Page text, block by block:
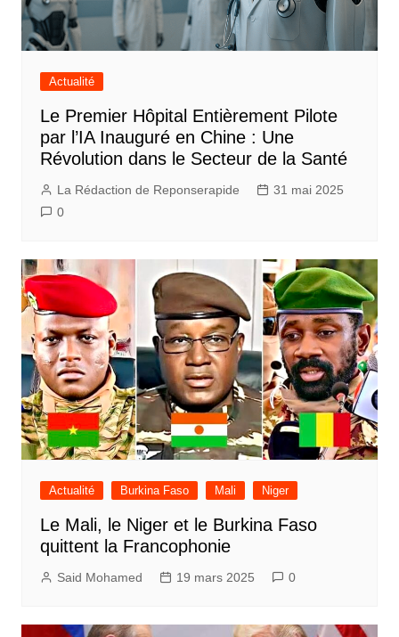
Actualité
Le Premier Hôpital Entièrement Pilote
par l’IA Inauguré en Chine : Une
Révolution dans le Secteur de la Santé
La Rédaction de Reponserapide
31 mai 2025
0
Actualité Burkina Faso Mali Niger
Le Mali, le Niger et le Burkina Faso
quittent la Francophonie
Said Mohamed 19 mars 2025 0